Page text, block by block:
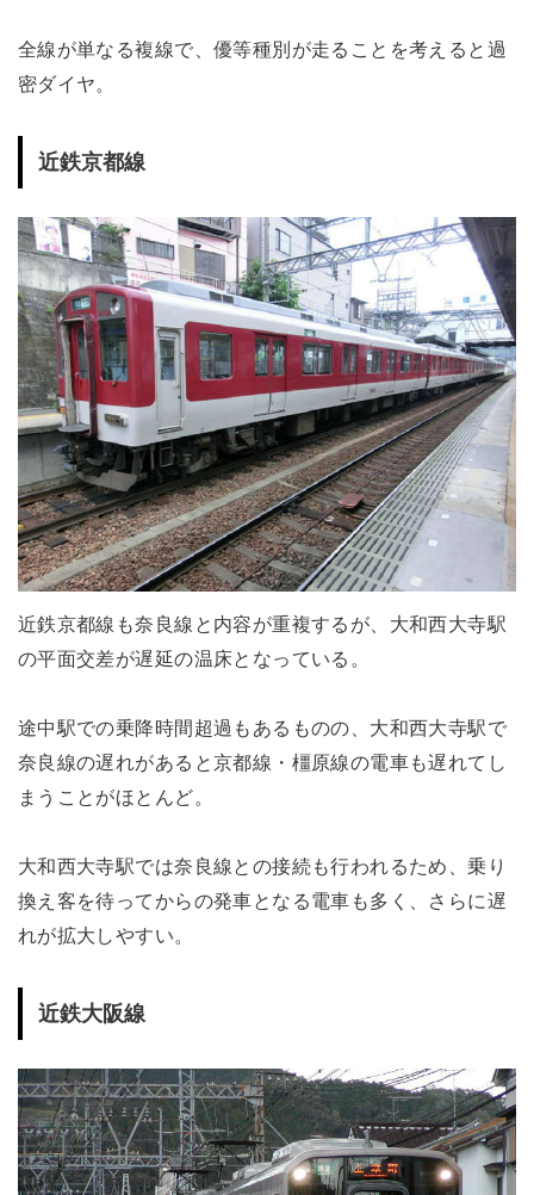
全線が単なる複線で、優等種別が走ることを考えると過
密ダイヤ。
近鉄京都線
近鉄京都線も奈良線と内容が重複するが、大和西大寺駅
の平面交差が遅延の温床となっている。
途中駅での乗降時間超過もあるものの、大和西大寺駅で
奈良線の遅れがあると京都線・橿原線の電車も遅れてし
まうことがほとんど。
大和西大寺駅では奈良線との接続も行われるため、乗り
換え客を待ってからの発車となる電車も多く、さらに遅
れが拡大しやすい。
近鉄大阪線